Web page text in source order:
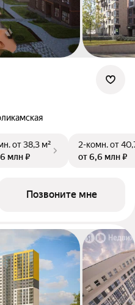
от 38,3 м²
млн ₽
2-комн.от
от 6,6 млн ₽
Позвоните мне